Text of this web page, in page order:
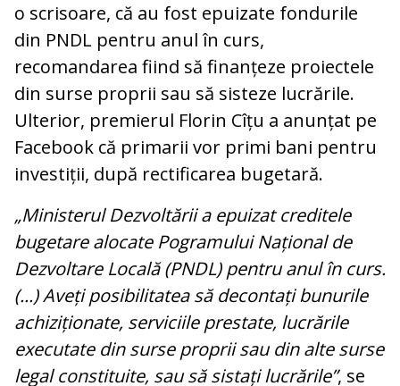
o scrisoare, că au fost epuizate fondurile
din PNDL pentru anul în curs,
recomandarea fiind să finanțeze proiectele
din surse proprii sau să sisteze lucrările.
Ulterior, premierul Florin Cîțu a anunțat pe
Facebook că primarii vor primi bani pentru
investiții, după rectificarea bugetară.
„Ministerul Dezvoltării a epuizat creditele
bugetare alocate Pogramului Național de
Dezvoltare Locală (PNDL) pentru anul în curs.
(...) Aveți posibilitatea să decontați bunurile
achiziționate, serviciile prestate, lucrările
executate din surse proprii sau din alte surse
legal constituite, sau să sistați lucrările”, se